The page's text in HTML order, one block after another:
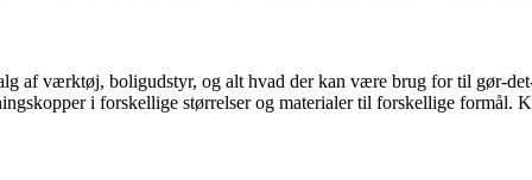
af værktøj, boligudstyr, og alt hvad der kan være brug for til gør-
i forskellige størrelser og materialer til forskellige formål.